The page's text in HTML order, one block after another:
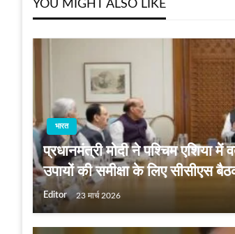
YOU MIGHT ALSO LIKE
भारत
प्रधानमंत्री मोदी ने पश्चिम एशिया में
उपायों की समीक्षा के लिए सीसीएस
Editor 23 मार्च 2026